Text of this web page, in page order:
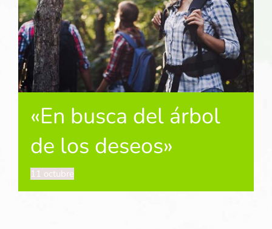
«En busca del árbol
de los deseos»
11 octubre